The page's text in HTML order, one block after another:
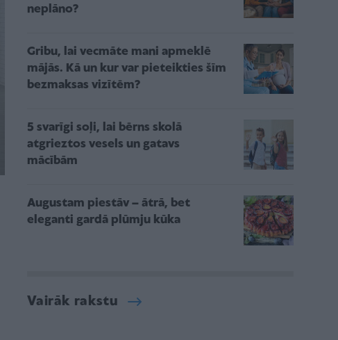
neplāno?
Gribu, lai vecmāte mani apmeklē
mājās. Kā un kur var pieteikties šīm
bezmaksas vizītēm?
5 svarīgi soļi, lai bērns skolā
atgrieztos vesels un gatavs
mācībām
Augustam piestāv – ātrā, bet
eleganti gardā plūmju kūka
Vairāk rakstu